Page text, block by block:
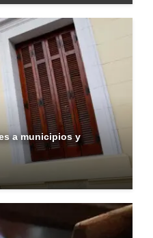
a municipios y